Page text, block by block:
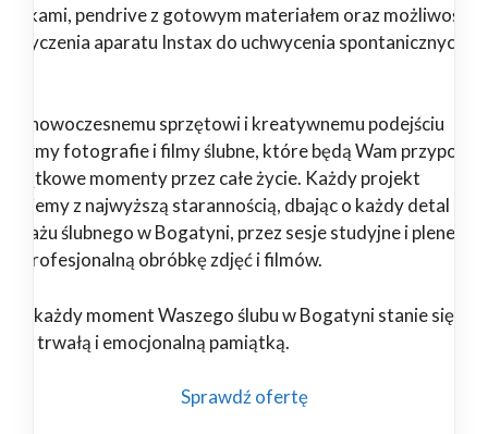
pendrive z gotowym materiałem oraz możliwość
aparatu Instax do uchwycenia spontanicznych
nowoczesnemu sprzętowi i kreatywnemu podejściu
fotografie i filmy ślubne, które będą Wam
momenty przez całe życie. Każdy projekt
z najwyższą starannością, dbając o każdy detal – od
ślubnego w Bogatyni, przez sesje studyjne i
profesjonalną obróbkę zdjęć i filmów.
każdy moment Waszego ślubu w Bogatyni stanie się
trwałą i emocjonalną pamiątką.
Sprawdź ofertę